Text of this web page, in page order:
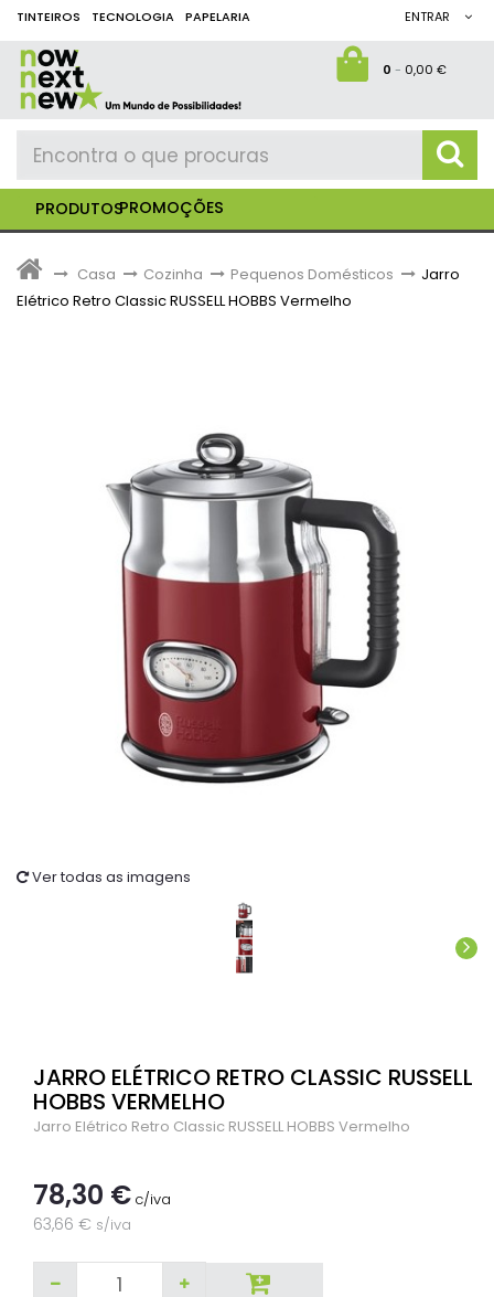
TINTEIROS TECNOLOGIA PAPELARIA ENTRAR
0- 0,00 €
PRODUTOSPROMOÇÕES
> Casa > Cozinha > Pequenos Domésticos >
Jarro
Elétrico Retro Classic RUSSELL HOBBS Vermelho
Ver todas as imagens
JARRO ELÉTRICO RETRO CLASSIC RUSSELL
HOBBS VERMELHO
Jarro Elétrico Retro Classic RUSSELL HOBBS Vermelho
78,30 € c/iva
63,66 € s/iva